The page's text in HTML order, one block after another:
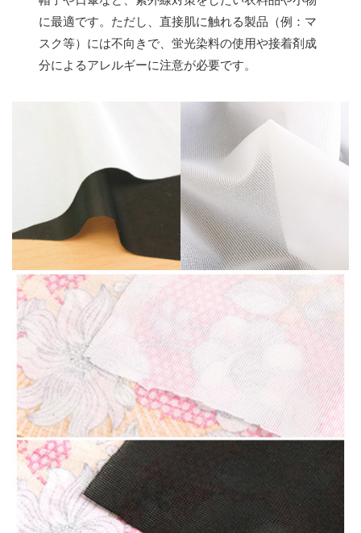
に最適です。ただし、直接肌に触れる製品（例：マ
スク等）には不向きで、蛍光染料の使用や接着剤成
分によるアレルギーに注意が必要です。